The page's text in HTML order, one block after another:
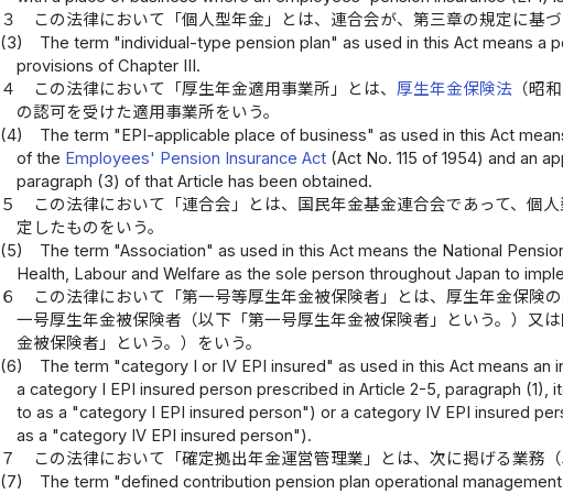
３
この法律において「個人型年金」とは、連合会が、第三章の規定に基
(3)
The term "individual-type pension plan" as used in this Act means a
provisions of Chapter III.
４
この法律において「厚生年金適用事業所」とは、 厚生年金保険法（昭
の認可を受けた適用事業所をいう。
(4)
The term "EPI-applicable place of business" as used in this Act
of the Employees' Pension Insurance Act(Act No. 115 of 1954) and an
paragraph (3) of that Article has been obtained.
５
この法律において「連合会」とは、国民年金基金連合会であって、個
定したものをいう。
(5)
The term "Association" as used in this Act means the National
Health, Labour and Welfare as the sole person throughout Japan to
６
この法律において「第一号等厚生年金被保険者」とは、厚生年金保険
一号厚生年金被保険者（以下「第一号厚生年金被保険者」という。）又
金被保険者」という。）をいう。
(6)
The term "category I or IV EPI insured" as used in this Act means
a category I EPI insured person prescribed in Article 2-5, paragraph (1),
to as a "category I EPI insured person") or a category IV EPI insured
as a "category IV EPI insured person").
７
この法律において「確定拠出年金運営管理業」とは、次に掲げる業務
(7)
The term "defined contribution pension plan operational